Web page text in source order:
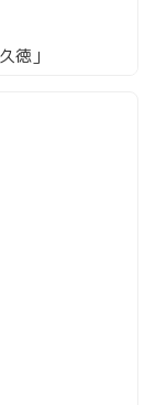
徳」